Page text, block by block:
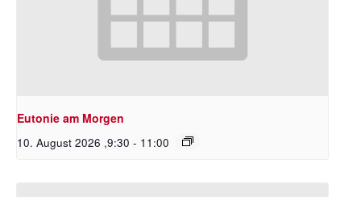
Eutonie am Morgen
10. August 2026 ,9:30 - 11:00